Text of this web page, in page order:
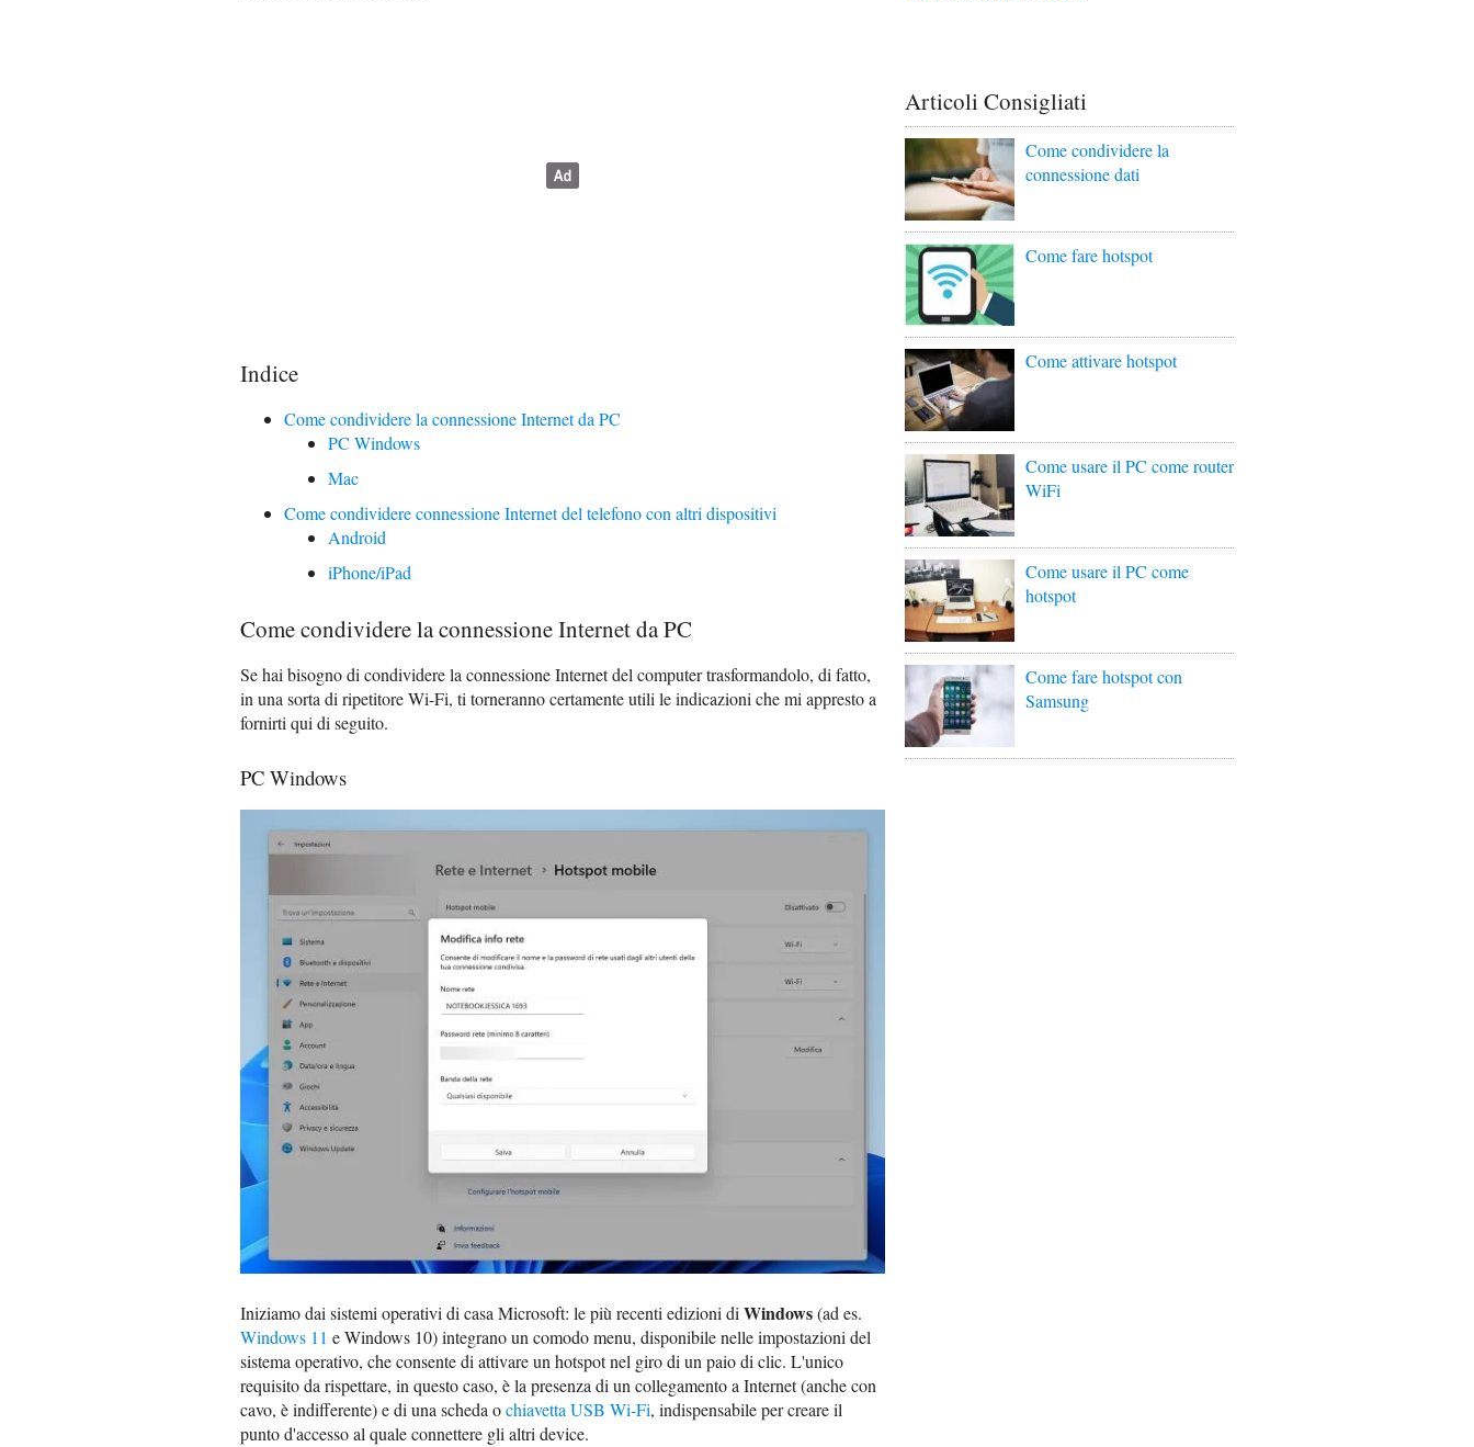
Indice
Come condividere la connessione Internet da PC
PC Windows
Mac
Come condividere connessione Internet del telefono con altri dispositivi
Android
iPhone/iPad
Come condividere la connessione Internet da PC
Se hai bisogno di condividere la connessione Internet del computer trasformandolo, di fatto,
in una sorta di ripetitore Wi-Fi, ti torneranno certamente utili le indicazioni che mi appresto a
fornirti qui di seguito.
PC Windows
Iniziamo dai sistemi operativi di casa Microsoft: le più recenti edizioni di Windows(ad es.
Windows 11 e Windows 10) integrano un comodo menu, disponibile nelle impostazioni del
sistema operativo, che consente di attivare un hotspot nel giro di un paio di clic. L'unico
requisito da rispettare, in questo caso, è la presenza di un collegamento a Internet (anche con
cavo, è indifferente) e di una scheda ochiavetta USB Wi-Fi, indispensabile per creare il
punto d'accesso al quale connettere gli altri device.
Articoli Consigliati
Come condividere la
connessione dati
Come fare hotspot
Come attivare hotspot
Come usare il PC come router
WiFi
Come usare il PC come
hotspot
Come fare hotspot con
Samsung